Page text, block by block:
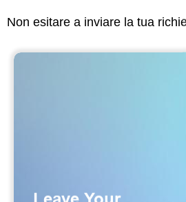
Non esitare a inviare la tua